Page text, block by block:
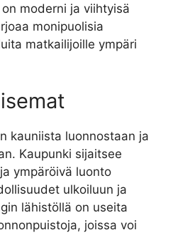
moderni ja viihtyisä
monipuolisia
matkailijoille ympäri
kauniista luonnostaan ja
Kaupunki sijaitsee
ympäröivä luonto
ulkoiluun ja
lähistöllä on useita
joissa voi